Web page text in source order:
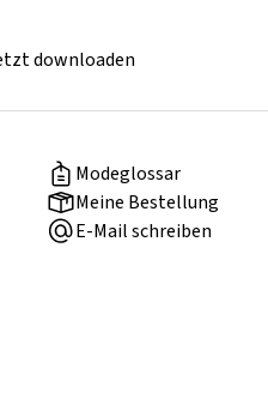
downloaden
Modeglossar
Meine Bestellung
E-Mail schreiben